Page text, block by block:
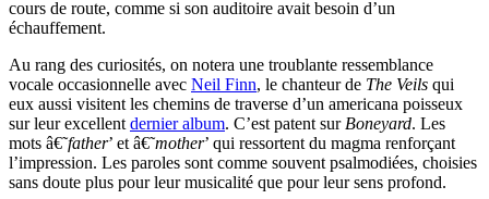
cours de route, comme si son auditoire avait besoin d’un
échauffement.
Au rang des curiosités, on notera une troublante ressemblance
vocale occasionnelle avec Neil Finn, le chanteur de The Veils qui
eux aussi visitent les chemins de traverse d’un americana poisseux
sur leur excellent dernier album. C’est patent sur Boneyard. Les
mots â€˜father’ et â€˜mother’ qui ressortent du magma renforçant
l’impression. Les paroles sont comme souvent psalmodiées, choisies
sans doute plus pour leur musicalité que pour leur sens profond.